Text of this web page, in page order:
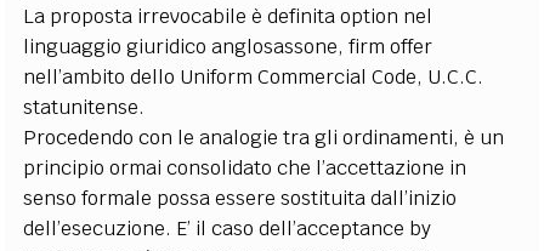
La proposta irrevocabile è definita option nel
linguaggio giuridico anglosassone, firm offer
nell’ambito dello Uniform Commercial Code, U.C.C.
statunitense.
Procedendo con le analogie tra gli ordinamenti, è un
principio ormai consolidato che l’accettazione in
senso formale possa essere sostituita dall’inizio
dell’esecuzione. E’ il caso dell’acceptance by